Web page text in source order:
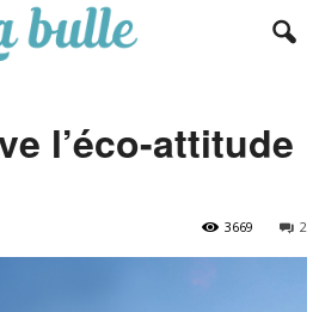
l’éco-attitude
2
3669